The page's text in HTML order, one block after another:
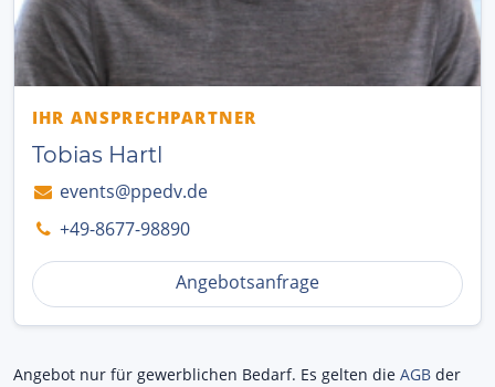
IHR ANSPRECHPARTNER
Tobias Hartl
events@ppedv.de
+49-8677-98890
Angebotsanfrage
Angebot nur für gewerblichen Bedarf. Es gelten die AGB der